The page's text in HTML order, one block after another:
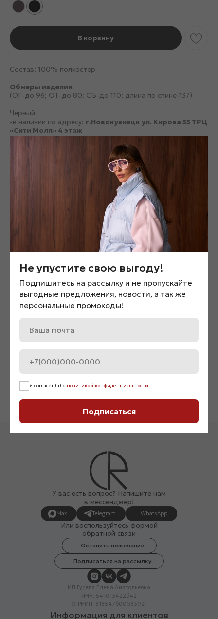
В корзину
Состав: 100% полиэстер
Обмеры изделия:
(ОГ-до 96; ОТ-до 80; ОБ-до 110; длина по спине-137)
Черный
-в наличии по адресу: г.Новокузнецк ул. Кирова 55 ТРЦ
«Сити Молл» 4 этаж
Черный
г. Барнаул, ул. Строителей, 117
Топ двойной «07596»
2 500 ₽
Джинсы с
5 200 ₽
У вас есть вопрос? Напишите нам
в мессенджер!
Max Telegram WhatsApp
Или воспользуйтесь формой
обратной связи
Оставить пожелание
Подписаться на рассылку
ИП Гусева Елена Анатольевна
ИНН: 541013422642
ОГРНИП: 318547600033921
Информация для клиентов
Не упустите свою выгоду!
Подпишитесь на рассылку и не пропускайте
выгодные предложения, новости, а так же
персональные промокоды!
Я согласен(а) с политикой конфиденциальности
Подписаться